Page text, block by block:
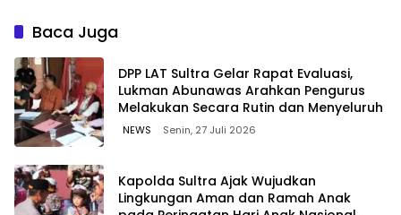
Lebih Kompetitif
Baca Juga
‎DPP LAT Sultra Gelar Rapat Evaluasi,
Lukman Abunawas Arahkan Pengurus
Melakukan Secara Rutin dan Menyeluruh
NEWS Senin, 27 Juli 2026
Kapolda Sultra Ajak Wujudkan
Lingkungan Aman dan Ramah Anak